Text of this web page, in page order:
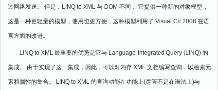
过网络发送。 但是， LINQ to XML 与 DOM 不同： 它提供一种新的对象模型，
这是一种更轻量的模型，使用也更方便，这种模型利用了 Visual C# 2008 在语
言方面的改进。
LINQ to XML 最重要的优势是它与 Language-Integrated Query (LINQ) 的
集成。 由于实现了这一集成，因此，可以对内存 XML 文档编写查询，以检索元
素和属性的集合。 LINQ to XML 的查询功能在功能上(尽管不是在语法上)与